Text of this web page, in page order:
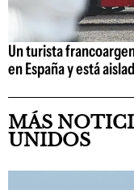
Un turista
en España y está
MÁS
UNIDOS